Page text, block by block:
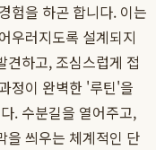
험을 하곤 합니다. 이는
우러지도록 설계되지
견하고, 조심스럽게 접
정이 완벽한 '루틴'을
. 수분길을 열어주고,
을 씌우는 체계적인 단